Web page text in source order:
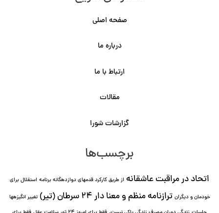
صفحه اصلی
درباره ما
ارتباط با ما
مقالات
گزارشات شورا
برچسب‌ها
اتحاد در مراقبت عاشقانه از طریق کارکرد قدمهای دوازده⁯گانه برنامه استقلال برای
خودمان و دیگران ترازنامه منظم و معنا دار ٢۴ سرطان (تیر)
تغییر انگیزه⁯ها